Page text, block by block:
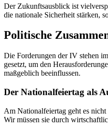
Der Zukunftsausblick ist
die nationale Sicherheit stärken,
Politische
Die Forderungen der IV stehen
gesetzt, um den
maßgeblich beeinflussen.
Der Nationalfeiertag als
Am Nationalfeiertag geht es
Wir müssen sie durch